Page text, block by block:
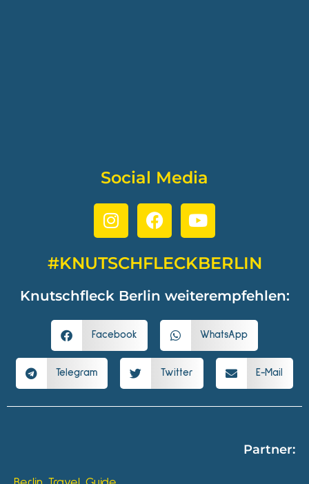
Social Media
#KNUTSCHFLECKBERLIN
Knutschfleck Berlin weiterempfehlen:
Facebook WhatsApp
Telegram Twitter E-Mail
Partner: